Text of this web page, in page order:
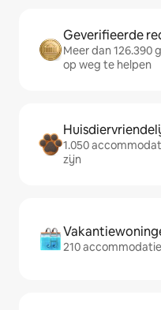
Geverifieerde
Meer dan 126.390
op weg te helpen
1.050
zijn
210